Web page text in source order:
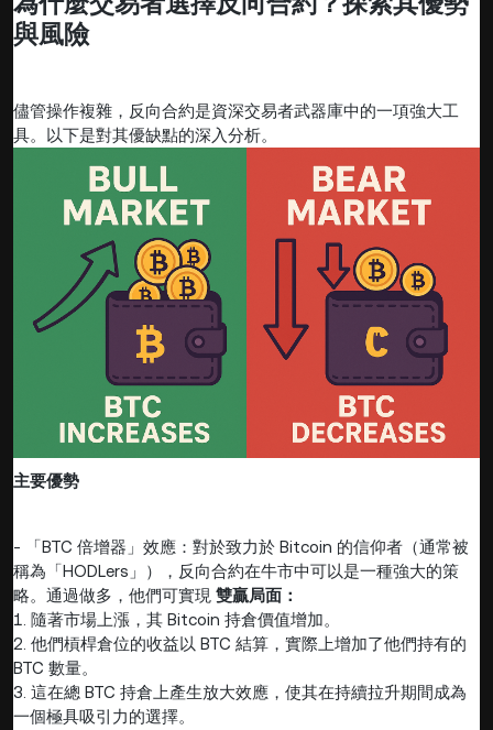
與風險
儘管操作複雜，反向合約是資深交易者武器庫中的一項強大工
具。以下是對其優缺點的深入分析。
主要優勢
- 「BTC 倍增器」效應：對於致力於 Bitcoin 的信仰者（通常被
稱為「HODLers」），反向合約在牛市中可以是一種強大的策
略。通過做多，他們可實現 雙贏局面：
1. 隨著市場上漲，其 Bitcoin 持倉價值增加。
2. 他們槓桿倉位的收益以 BTC 結算，實際上增加了他們持有的
BTC 數量。
3. 這在總 BTC 持倉上產生放大效應，使其在持續拉升期間成為
一個極具吸引力的選擇。